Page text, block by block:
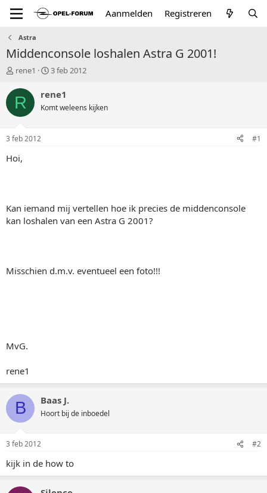
Aanmelden Registreren
Astra
Middenconsole loshalen Astra G 2001!
T
p
a
r
rene1
S
a
t
3 feb 2012
R rene1
Komt weleens kijken
3 feb 2012 #1
Hoi,
Kan iemand mij vertellen hoe ik precies de middenconsole
kan loshalen van een Astra G 2001?
Misschien d.m.v. eventueel een foto!!!
MvG.
rene1
B Baas J.
Hoort bij de inboedel
3 feb 2012 #2
kijk in de how to